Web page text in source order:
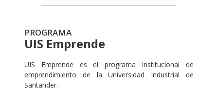
PROGRAMA
UIS Emprende
UIS Emprende es el programa institucional de
emprendimiento de la Universidad Industrial de
Santander.